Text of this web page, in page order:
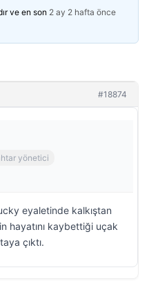
ve en son 2 ay 2 hafta önce
#18874
yönetici
eyaletinde kalkıştan
hayatını kaybettiği uçak
çıktı.